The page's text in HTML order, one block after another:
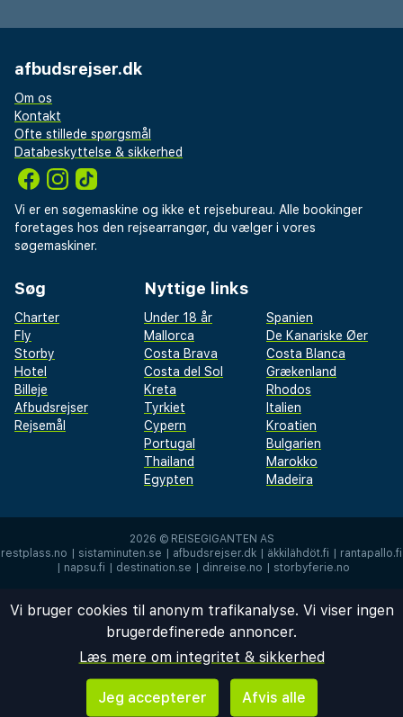
afbudsrejser.dk
Om os
Kontakt
Ofte stillede spørgsmål
Databeskyttelse & sikkerhed
Vi er en søgemaskine og ikke et rejsebureau. Alle bookinger
foretages hos den rejsearrangør, du vælger i vores
søgemaskiner.
Søg
Charter
Fly
Storby
Hotel
Billeje
Afbudsrejser
Rejsemål
Nyttige links
Under 18 år
Spanien
Mallorca
De Kanariske Øer
Costa Brava
Costa Blanca
Costa del Sol
Grækenland
Kreta
Rhodos
Tyrkiet
Italien
Cypern
Kroatien
Portugal
Bulgarien
Thailand
Marokko
Egypten
Madeira
2026 © REISEGIGANTEN AS
restplass.no
sistaminuten.se afbudsrejser.dk äkkilähdöt.fi
rantapallo.fi
napsu.fi destination.se dinreise.no storbyferie.no
Vi bruger cookies til anonym trafikanalyse. Vi viser ingen
brugerdefinerede annoncer.
Læs mere om integritet & sikkerhed
Jeg accepterer Afvis alle